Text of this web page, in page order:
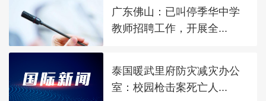
广东佛山：已叫停季华中学
教师招聘工作，开展全...
泰国暖武里府防灾减灾办公
室：校园枪击案死亡人...